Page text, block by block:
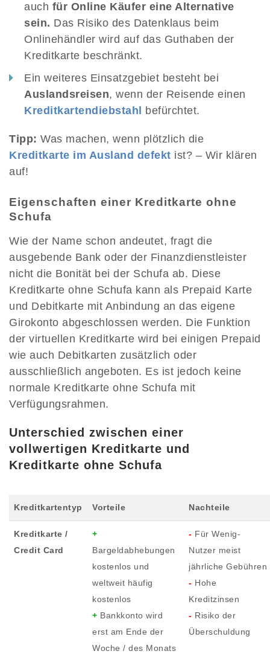
auch für Online Käufer eine Alternative
sein. Das Risiko des Datenklaus beim
Onlinehändler wird auf das Guthaben der
Kreditkarte beschränkt.
Ein weiteres Einsatzgebiet besteht bei
Auslandsreisen, wenn der Reisende einen
Kreditkartendiebstahl
befürchtet.
Tipp: Was machen, wenn plötzlich die
Kreditkarte im Ausland defekt ist? – Wir klären
auf!
Eigenschaften einer Kreditkarte ohne
Schufa
Wie der Name schon andeutet, fragt die
ausgebende Bank oder der Finanzdienstleister
nicht die Bonität bei der Schufa ab. Diese
Kreditkarte ohne Schufa kann als Prepaid Karte
und Debitkarte mit Anbindung an das eigene
Girokonto abgeschlossen werden. Die Funktion
der virtuellen Kreditkarte wird bei einigen Prepaid
wie auch Debitkarten zusätzlich oder
ausschließlich angeboten. Es ist jedoch keine
normale Kreditkarte ohne Schufa mit
Verfügungsrahmen.
Unterschied zwischen einer
vollwertigen Kreditkarte und
Kreditkarte ohne Schufa
Kreditkartentyp Vorteile Nachteile
Kreditkarte /
Credit Card
+
Bargeldabhebungen
kostenlos und
weltweit häufig
kostenlos
+ Bankkonto wird
erst am Ende der
Woche / des Monats
- Für Wenig-
Nutzer meist
jährliche Gebühren
- Hohe
Kreditzinsen
- Risiko der
Überschuldung